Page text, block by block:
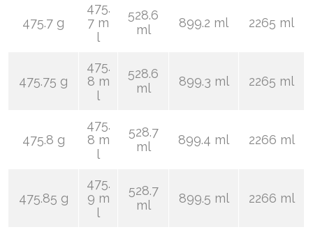
475.7 g
475.
7 m
l
528.6
ml
899.2 ml 2265 ml
475.75 g
475.
8 m
l
528.6
ml
899.3 ml 2265 ml
475.8 g
475.
8 m
l
528.7
ml
899.4 ml 2266 ml
475.85 g
475.
9 m
l
528.7
ml
899.5 ml 2266 ml